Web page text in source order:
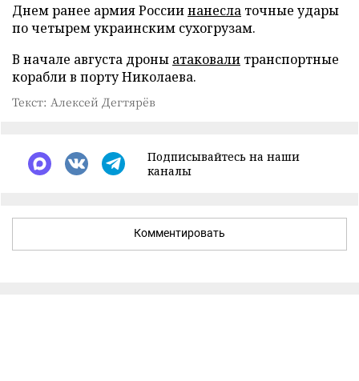
Днем ранее армия Россиинанесла точные удары
по четырем украинским сухогрузам.
В начале августа дроны атаковали транспортные
корабли в порту Николаева.
Текст: Алексей Дегтярёв
Подписывайтесь на наши
каналы
Комментировать